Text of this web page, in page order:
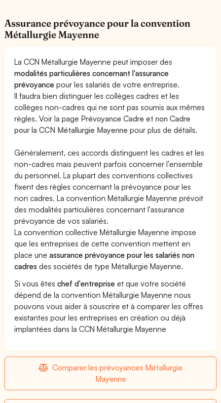
Assurance prévoyance pour la convention
Métallurgie Mayenne
La CCN Métallurgie Mayenne peut imposer des
modalités particulières concernant l'assurance
prévoyance pour les salariés de votre entreprise.
Il faudra bien distinguer les collèges cadres et les
collèges non-cadres qui ne sont pas soumis aux mêmes
règles. Voir la page Prévoyance Cadre et non Cadre
pour la CCN Métallurgie Mayenne pour plus de détails.
Généralement, ces accords distinguent les cadres et les
non-cadres mais peuvent parfois concerner l'ensemble
du personnel. La plupart des conventions collectives
fixent des règles concernant la prévoyance pour les
non cadres. La convention Métallurgie Mayenne prévoit
des modalités particulières concernant l'assurance
prévoyance de vos salariés.
La convention collective Métallurgie Mayenne impose
que les entreprises de cette convention mettent en
place uneassurance prévoyance pour les salariés non
cadres des sociétés de type Métallurgie Mayenne.
Si vous êteschef d'entreprise et que votre société
dépend de la convention Métallurgie Mayenne nous
pouvons vous aider à souscrire et à comparer les offres
existantes pour les entreprises en création ou déjà
implantées dans la CCN Métallurgie Mayenne
Comparer les prévoyances Métallurgie
Mayenne